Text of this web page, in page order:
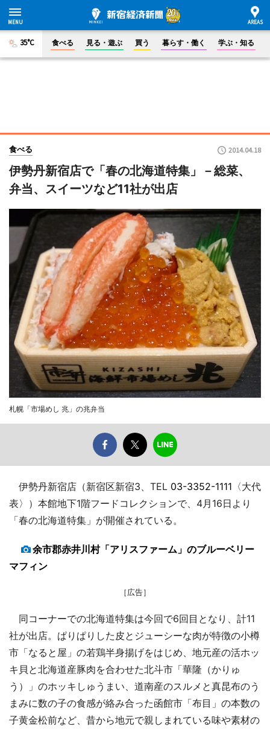
35°C 食べる 見る・遊ぶ 買う 暮らす・働く 学ぶ・知る
食べる 2014.04.18
伊勢丹新宿店で「春の北海道特集」－総菜、
弁当、スイーツなど11社が出店
札幌「市場めし 兆」の兆弁当
伊勢丹新宿店（新宿区新宿3、TEL 03-3352-1111 〈大代
表〉）本館地下1階フードコレクションで、4月16日より
「春の北海道特集」が開催されている。
余市郡赤井川村「アリスファーム」のブルーベリー
マフィン
［広告］
同コーナーでの北海道特集は今回で6回目となり、計11
社が出店。ぱりぱりした皮とジューシーな肉が特徴の小樽
市「なると屋」の若鶏半身揚げをはじめ、地元産の活ホッ
キ貝と北海道産豚肉を合わせた北斗市「華隆（かりゅ
う）」のホッキしゅうまい、道南産のスルメと真昆布のう
まみに数の子の食感が絡み合った函館市「布目」の本数の
子黄金松前など、昔から地元で親しまれている味や素材の